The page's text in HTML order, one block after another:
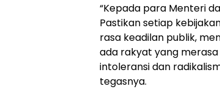
“Kepada para Menteri
Pastikan setiap
rasa keadilan publik,
ada rakyat yang
intoleransi dan
tegasnya.